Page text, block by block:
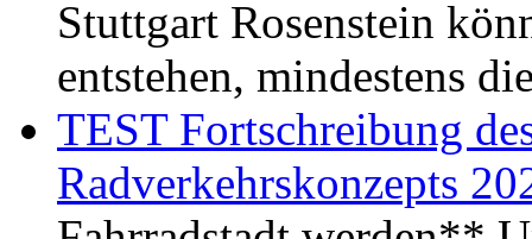
Stuttgart Rosenstein
entstehen, mindestens
TEST Fortschreibung
Radverkehrskonzepts